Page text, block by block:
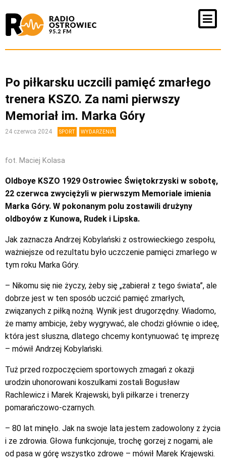
Po piłkarsku uczcili pamięć zmarłego
trenera KSZO. Za nami pierwszy
Memoriał im. Marka Góry
24 czerwca 2024 SPORT WYDARZENIA
fot. Maciej Kolasa
Oldboye KSZO 1929 Ostrowiec Świętokrzyski w sobotę,
22 czerwca zwyciężyli w pierwszym Memoriale imienia
Marka Góry. W pokonanym polu zostawili drużyny
oldboyów z Kunowa, Rudek i Lipska.
Jak zaznacza Andrzej Kobylański z ostrowieckiego zespołu,
ważniejsze od rezultatu było uczczenie pamięci zmarłego w
tym roku Marka Góry.
– Nikomu się nie życzy, żeby się „zabierał z tego świata”, ale
dobrze jest w ten sposób uczcić pamięć zmarłych,
związanych z piłką nożną. Wynik jest drugorzędny. Wiadomo,
że mamy ambicje, żeby wygrywać, ale chodzi głównie o ideę,
która jest słuszna, dlatego chcemy kontynuować tę imprezę
– mówił Andrzej Kobylański.
Tuż przed rozpoczęciem sportowych zmagań z okazji
urodzin uhonorowani koszulkami zostali Bogusław
Rachlewicz i Marek Krajewski, byli piłkarze i trenerzy
pomarańczowo-czarnych.
– 80 lat minęło. Jak na swoje lata jestem zadowolony z życia
i ze zdrowia. Głowa funkcjonuje, trochę gorzej z nogami, ale
od pasa w górę wszystko zdrowe – mówił Marek Krajewski.